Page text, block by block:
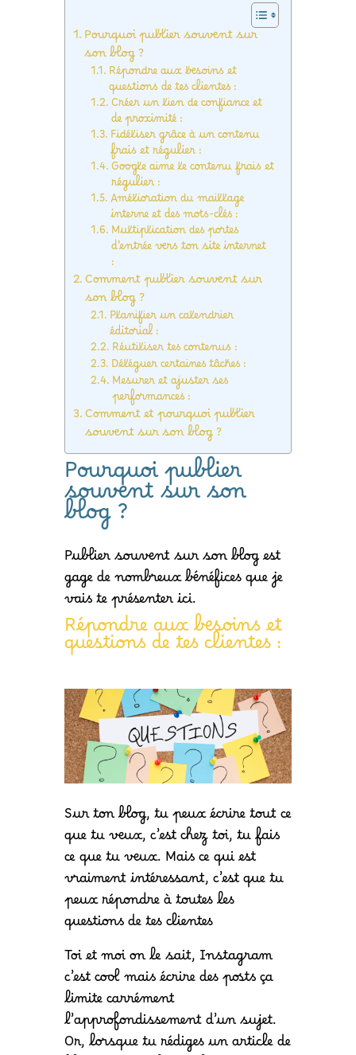
Pourquoi publier souvent sur
son blog ?
Répondre aux besoins et
questions de tes clientes :
Créer un lien de confiance et
de proximité :
Fidéliser grâce à un contenu
frais et régulier :
Google aime le contenu frais et
régulier :
Amélioration du maillage
interne et des mots-clés :
Multiplication des portes
d’entrée vers ton site internet
:
Comment publier souvent sur
son blog ?
Planifier un calendrier
éditorial :
Réutiliser tes contenus :
Déléguer certaines tâches :
Mesurer et ajuster ses
performances :
Comment et pourquoi publier
souvent sur son blog ?
Pourquoi publier
souvent sur son
blog ?
Publier souvent sur son blog est
gage de nombreux bénéfices que je
vais te présenter ici.
Répondre aux besoins et
questions de tes clientes :
Sur ton blog, tu peux écrire tout ce
que tu veux, c’est chez toi, tu fais
ce que tu veux. Mais ce qui est
vraiment intéressant, c’est que tu
peux répondre à toutes les
questions de tes clientes
Toi et moi on le sait, Instagram
c’est cool mais écrire des posts ça
limite carrément
l’approfondissement d’un sujet.
Or, lorsque tu rédiges un article de